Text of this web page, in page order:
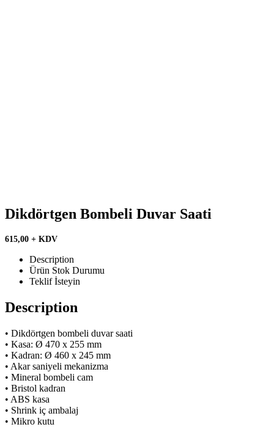
Dikdörtgen Bombeli Duvar Saati
615,00 + KDV
Description
Ürün Stok Durumu
Teklif İsteyin
Description
• Dikdörtgen bombeli duvar saati
• Kasa: Ø 470 x 255 mm
• Kadran: Ø 460 x 245 mm
• Akar saniyeli mekanizma
• Mineral bombeli cam
• Bristol kadran
• ABS kasa
• Shrink iç ambalaj
• Mikro kutu